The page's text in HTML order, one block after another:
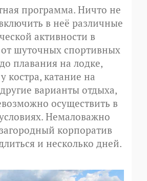
программа. Ничто не
в неё различные
активности в
шуточных спортивных
плавания на лодке,
костра, катание на
варианты отдыха,
осуществить в
Немаловажно
корпоратив
и несколько дней.